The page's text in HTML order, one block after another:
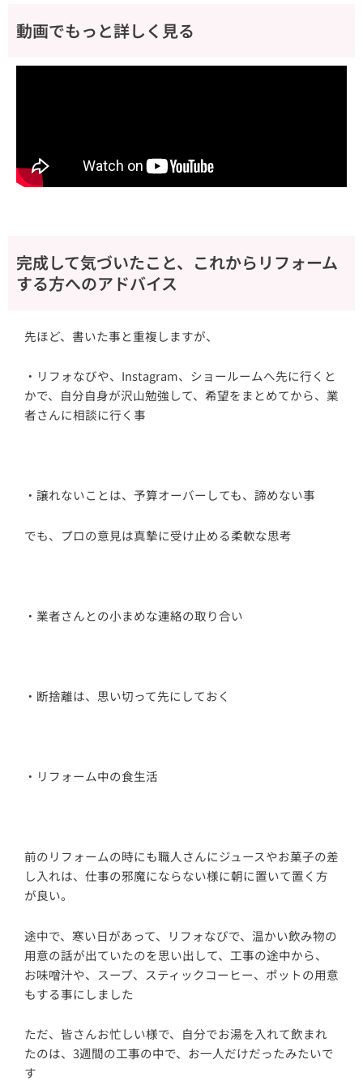
動画でもっと詳しく見る
完成して気づいたこと、これからリフォーム
する方へのアドバイス
先ほど、書いた事と重複しますが、
・リフォなびや、Instagram、ショールームへ先に行くと
かで、自分自身が沢山勉強して、希望をまとめてから、業
者さんに相談に行く事
・譲れないことは、予算オーバーしても、諦めない事
でも、プロの意見は真摯に受け止める柔軟な思考
・業者さんとの小まめな連絡の取り合い
・断捨離は、思い切って先にしておく
・リフォーム中の食生活
前のリフォームの時にも職人さんにジュースやお菓子の差
し入れは、仕事の邪魔にならない様に朝に置いて置く方
が良い。
途中で、寒い日があって、リフォなびで、温かい飲み物の
用意の話が出ていたのを思い出して、工事の途中から、
お味噌汁や、スープ、スティックコーヒー、ポットの用意
もする事にしました
ただ、皆さんお忙しい様で、自分でお湯を入れて飲まれ
たのは、3週間の工事の中で、お一人だけだったみたいで
す